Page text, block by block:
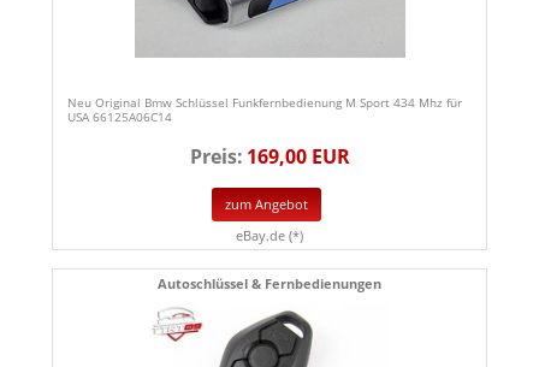
Neu Original Bmw Schlüssel Funkfernbedienung M Sport 434 Mhz für
USA 66125A06C14
Preis: 169,00 EUR
zum Angebot
eBay.de (*)
Autoschlüssel & Fernbedienungen